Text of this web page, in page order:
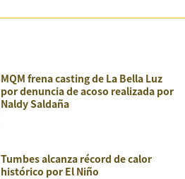
MQM frena casting de La Bella Luz
por denuncia de acoso realizada por
Naldy Saldaña
Tumbes alcanza récord de calor
histórico por El Niño